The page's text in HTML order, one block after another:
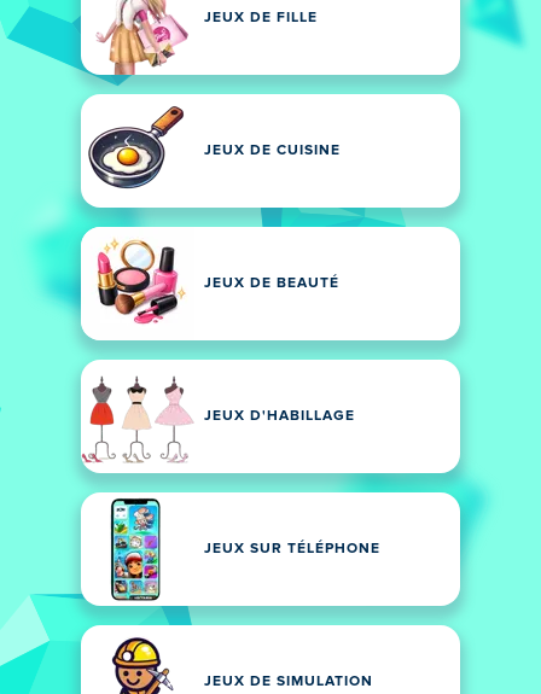
JEUX DE FILLE
JEUX DE CUISINE
JEUX DE BEAUTÉ
JEUX D'HABILLAGE
JEUX SUR TÉLÉPHONE
JEUX DE SIMULATION